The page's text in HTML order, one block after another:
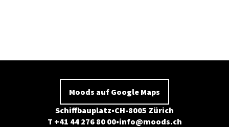
Moods auf Google Maps
Schiffbauplatz CH-8005 Zürich
T +41 44 276 80 00 info@moods.ch